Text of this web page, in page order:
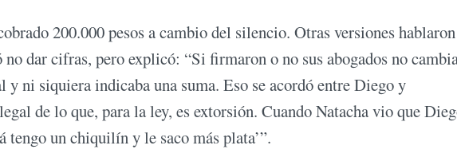
200.000 pesos a cambio del silencio. Otras versiones hablaron
dar cifras, pero explicó: “Si firmaron o no sus abogados no
y ni siquiera indicaba una suma. Eso se acordó entre Diego y
de lo que, para la ley, es extorsión. Cuando Natacha vio que
tengo un chiquilín y le saco más plata’”.